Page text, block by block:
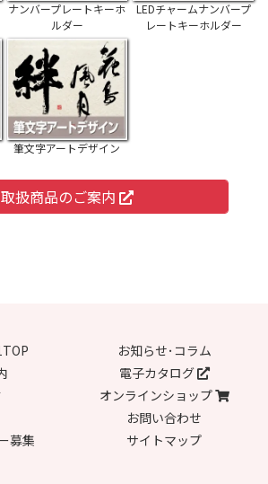
ナンバープレートキーホ
ルダー
LEDチャームナンバープ
レートキーホルダー
筆文字アートデザイン
取扱商品のご案内
お知らせ･コラム
電子カタログ
オンラインショップ
お問い合わせ
募集
サイトマップ